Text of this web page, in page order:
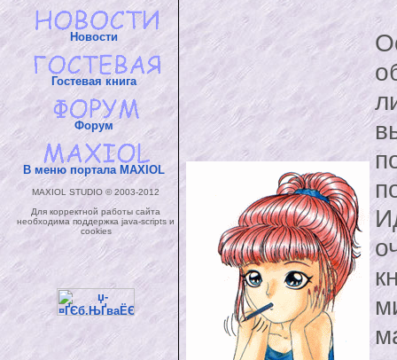
Новости
Гостевая книга
Форум
В меню портала MAXIOL
MAXIOL STUDIO © 2003-2012
Для корректной работы сайта
необходима поддержка java-scripts и
cookies